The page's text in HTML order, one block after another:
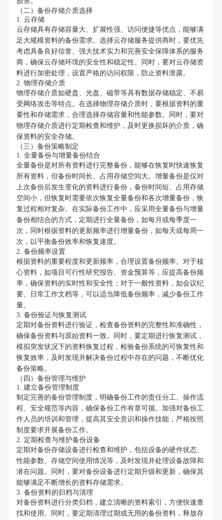
（二）备份存储介质选择
1. 云存储
云存储具有存储容量大、扩展性强、访问便捷等优点，能够满
足大规模资料的备份需求。选择云存储服务提供商时，要优先
考虑具备良好信誉、强大技术实力和完善安全保障体系的服务
商，确保云存储环境的安全性和稳定性。同时，要对云存储资
料进行加密处理，设置严格的访问权限，防止资料泄露。
2. 物理存储介质
物理存储介质如硬盘、光盘、磁带等具有数据存储稳定、不易
受网络攻击等特点。在选择物理存储介质时，要根据资料的重
要性和存储需求，合理选择存储容量和性能参数。同时，要对
物理存储介质进行定期检查和维护，及时更换损坏的介质，确
保资料的安全存储。
（三）备份策略制定
1. 全量备份与增量备份结合
全量备份是对所有资料进行完整备份，能够在恢复时快速恢复
所有资料，但备份时间长、占用存储空间大。增量备份是仅对
上次备份后发生变化的资料进行备份，备份时间短、占用存储
空间小，但恢复时需要依次恢复全量备份和各次增量备份，恢
复过程相对复杂。在实际备份工作中，应采用全量备份与增量
备份相结合的方式，定期进行全量备份，如每月或每季度一
次，同时根据资料的更新频率进行增量备份，如每天或每周一
次，以平衡备份效率和恢复速度。
2. 备份频率设置
根据资料的重要程度和更新频率，合理设置备份频率。对于核
心资料，如项目可行性研究报告、资金预算等，应提高备份频
率，确保资料的实时性和安全性；对于一般性资料，如会议纪
要、日常工作文档等，可以适当降低备份频率，减少备份工作
量。
3. 备份验证与恢复测试
定期对备份资料进行验证，检查备份资料的完整性和准确性，
确保备份资料与原始资料一致。同时，要定期进行恢复测试，
模拟突发状况下的资料恢复过程，检验备份系统的可恢复性和
恢复效率，及时发现并解决备份过程中存在的问题，不断优化
备份策略。
（四）备份管理与维护
1. 建立备份管理制度
制定完善的备份管理制度，明确备份工作的责任分工、操作流
程、安全规范等内容，确保备份工作有章可循。加强对备份工
作人员的培训和管理，提高其安全意识和操作技能，严格按照
制度要求开展备份工作。
2. 定期检查与维护备份设备
定期对备份存储设备进行检查和维护，包括设备的硬件状态、
性能参数、存储空间使用情况等，及时发现并处理设备故障和
潜在问题。同时，要对备份设备进行定期升级和更新，确保其
能够满足不断增长的资料存储需求。
3. 备份资料的归档与清理
对备份资料进行分类归档，建立清晰的资料索引，方便快速查
找和使用。同时，要定期清理过期或无用的备份资料，释放存